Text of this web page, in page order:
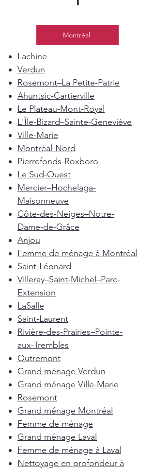
Montréal
Lachine
Verdun
Rosemont–La Petite-Patrie
Ahuntsic-Cartierville
Le Plateau-Mont-Royal
L'Île-Bizard–Sainte-Geneviève
Ville-Marie
Montréal-Nord
Pierrefonds-Roxboro
Le Sud-Ouest
Mercier–Hochelaga-
Maisonneuve
Côte-des-Neiges–Notre-
Dame-de-Grâce
Anjou
Femme de ménage à Montréal
Saint-Léonard
Villeray–Saint-Michel–Parc-
Extension
LaSalle
Saint-Laurent
Rivière-des-Prairies–Pointe-
aux-Trembles
Outremont
Grand ménage Verdun
Grand ménage Ville-Marie
Rosemont
Grand ménage Montréal
Femme de ménage
Grand ménage Laval
Femme de ménage à Laval
Nettoyage en profondeur à